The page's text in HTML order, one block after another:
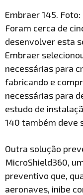
Embraer 145. Foto:
Foram cerca de
desenvolver esta
Embraer
necessárias para
fabricando e
necessárias para
estudo de
140 também deve
Outra solução
MicroShield360,
preventivo que,
aeronaves, inibe